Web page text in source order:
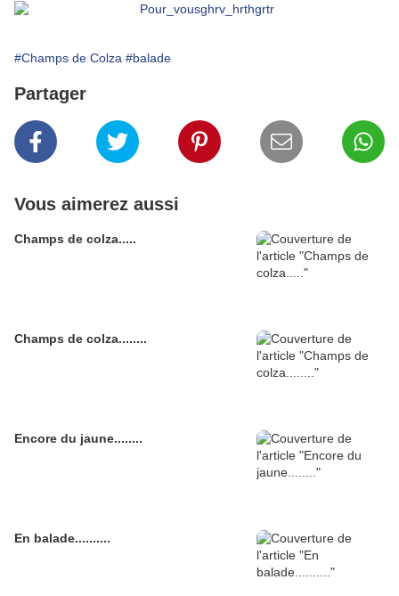
#Champs de Colza #balade
Partager
Vous aimerez aussi
Champs de colza.....
Champs de colza........
Encore du jaune........
En balade..........